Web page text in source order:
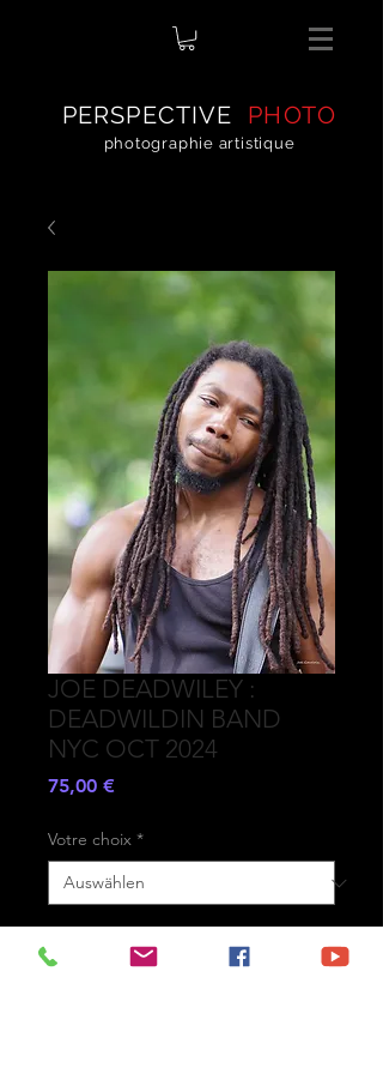
PERSPECTIVE PHOTO
photographie artistique
JOE DEADWILEY :
DEADWILDIN BAND
NYC OCT 2024
75,00 €Preis
Votre choix *